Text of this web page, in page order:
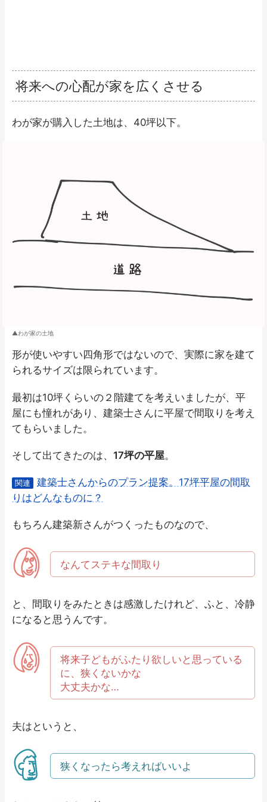
将来への心配が家を広くさせる
わが家が購入した土地は、40坪以下。
わが家の土地
形が使いやすい四角形ではないので、実際に家を建て
られるサイズは限られています。
最初は10坪くらいの２階建てを考えいましたが、平
屋にも憧れがあり、建築士さんに平屋で間取りを考え
てもらいました。
そして出てきたのは、 17坪の平屋。
関連
建築士さんからのプラン提案。17坪平屋の間取
りはどんなものに？
もちろん建築新さんがつくったものなので、
なんてステキな間取り
と、間取りをみたときは感激したけれど、ふと、冷静
になると思うんです。
将来子どもがふたり欲しいと思っている
に、狭くないかな
大丈夫かな…
夫はというと、
狭くなったら考えればいいよ